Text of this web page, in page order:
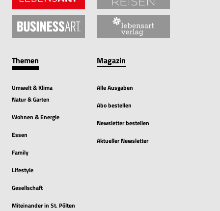
Themen
Umwelt & Klima
Natur & Garten
Wohnen & Energie
Essen
Family
Lifestyle
Gesellschaft
Miteinander in St. Pölten
Magazin
Alle Ausgaben
Abo bestellen
Newsletter bestellen
Aktueller Newsletter